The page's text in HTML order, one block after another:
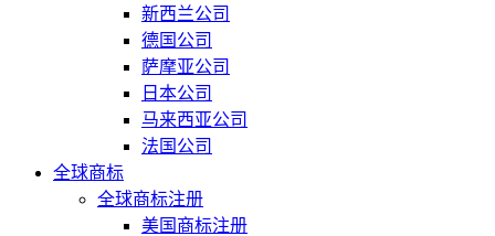
新西兰公司
德国公司
萨摩亚公司
日本公司
马来西亚公司
法国公司
全球商标
全球商标注册
美国商标注册